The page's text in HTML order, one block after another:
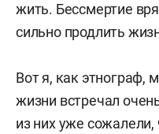
жить. Бессмертие
сильно продлить
Вот я, как этнограф,
жизни встречал
из них уже сожалели,